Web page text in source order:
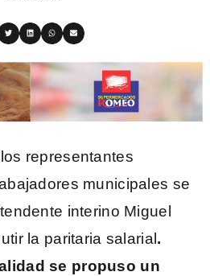
representantes
municipales se
interino Miguel
la paritaria salarial .
se propuso un